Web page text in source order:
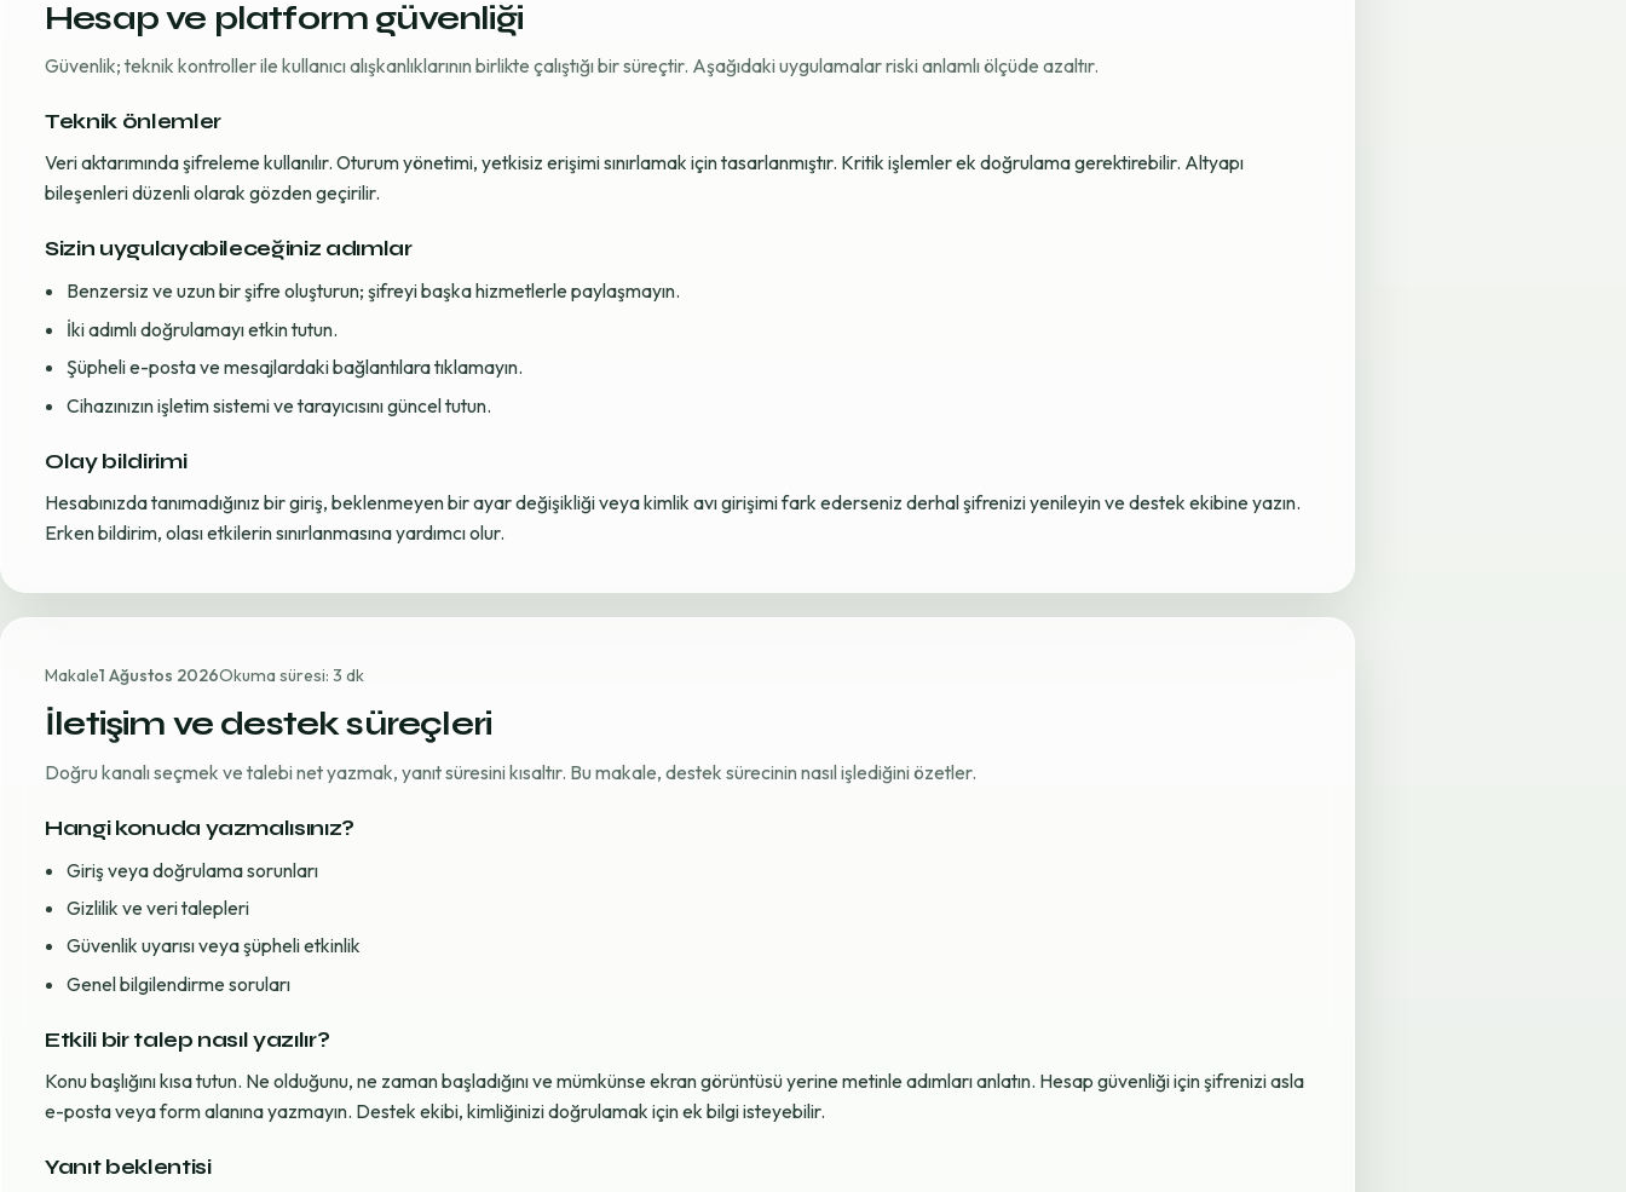
Hesap ve platform güvenliği
Güvenlik; teknik kontroller ile kullanıcı alışkanlıklarının birlikte çalıştığı bir süreçtir. Aşağıdaki uygulamalar riski anlamlı ölçüde azaltır.
Teknik önlemler
Veri aktarımında şifreleme kullanılır. Oturum yönetimi, yetkisiz erişimi sınırlamak için tasarlanmıştır. Kritik işlemler ek doğrulama gerektirebilir. Altyapı
bileşenleri düzenli olarak gözden geçirilir.
Sizin uygulayabileceğiniz adımlar
Benzersiz ve uzun bir şifre oluşturun; şifreyi başka hizmetlerle paylaşmayın.
İki adımlı doğrulamayı etkin tutun.
Şüpheli e-posta ve mesajlardaki bağlantılara tıklamayın.
Cihazınızın işletim sistemi ve tarayıcısını güncel tutun.
Olay bildirimi
Hesabınızda tanımadığınız bir giriş, beklenmeyen bir ayar değişikliği veya kimlik avı girişimi fark ederseniz derhal şifrenizi yenileyin ve destek ekibine yazın.
Erken bildirim, olası etkilerin sınırlanmasına yardımcı olur.
Makale1 Ağustos 2026Okuma süresi: 3 dk
İletişim ve destek süreçleri
Doğru kanalı seçmek ve talebi net yazmak, yanıt süresini kısaltır. Bu makale, destek sürecinin nasıl işlediğini özetler.
Hangi konuda yazmalısınız?
Giriş veya doğrulama sorunları
Gizlilik ve veri talepleri
Güvenlik uyarısı veya şüpheli etkinlik
Genel bilgilendirme soruları
Etkili bir talep nasıl yazılır?
Konu başlığını kısa tutun. Ne olduğunu, ne zaman başladığını ve mümkünse ekran görüntüsü yerine metinle adımları anlatın. Hesap güvenliği için şifrenizi asla
e-posta veya form alanına yazmayın. Destek ekibi, kimliğinizi doğrulamak için ek bilgi isteyebilir.
Yanıt beklentisi